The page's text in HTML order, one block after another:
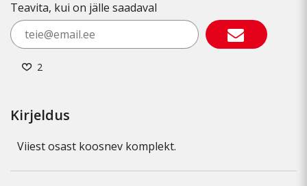
Teavita, kui on jälle saadaval
2
Kirjeldus
Viiest osast koosnev komplekt.